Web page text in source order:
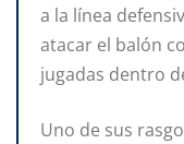
a la línea
atacar el balón
jugadas dentro
Uno de sus